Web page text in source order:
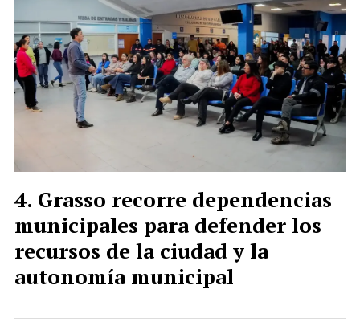
Grasso recorre dependencias
municipales para defender los
recursos de la ciudad y la
autonomía municipal